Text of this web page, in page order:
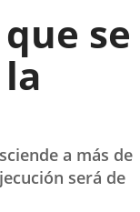
se
a más de
será de